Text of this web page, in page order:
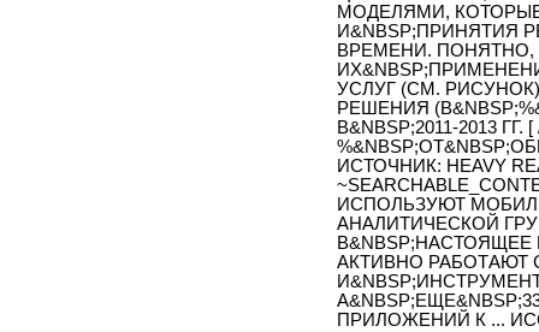
МОДЕЛЯМИ,
И&NBSP;ПРИНЯТИЯ
ВРЕМЕНИ. ПОНЯТНО,
УСЛУГ (СМ.
РЕШЕНИЯ
В&NBSP;2011-2013 ГГ.
ИСТОЧНИК: HEAVY
ИСПОЛЬЗУЮТ
АНАЛИТИЧЕСКОЙ
АКТИВНО РАБОТАЮТ
ПРИЛОЖЕНИЙ К ...